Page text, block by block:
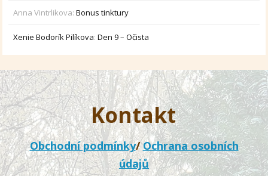
Anna Vintrlikova:Bonus tinktury
Xenie Bodorík Pilíkova:Den 9 – Očista
Kontakt
Obchodní podmínky/Ochrana osobních
údajů